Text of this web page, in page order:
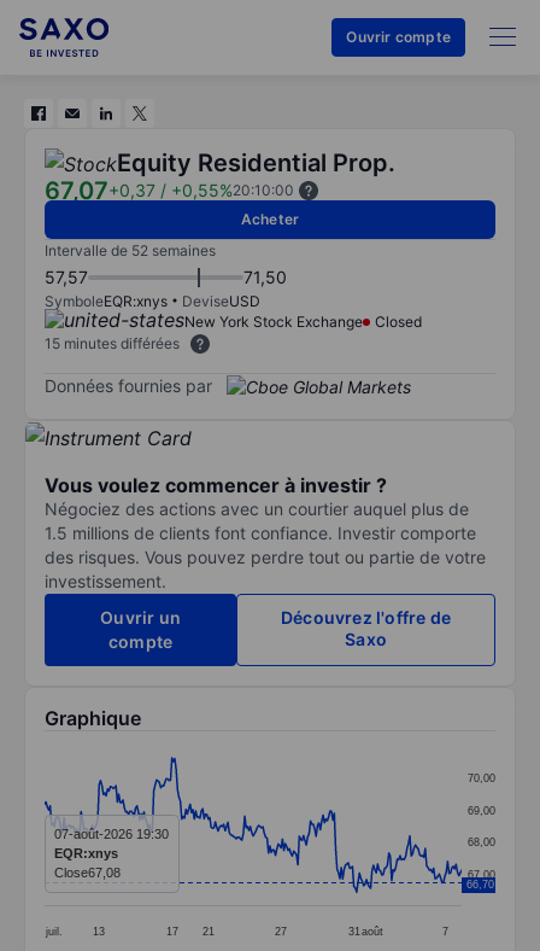
Ouvrir compte
Equity Residential Prop.
67,07+0,37 / +0,55%20:10:00
Acheter
Intervalle de 52 semaines
57,57 71,50
SymboleEQR:xnys DeviseUSD
New York Stock Exchange
Closed
15 minutes différées
Données fournies par
Vous voulez commencer à investir ?
Négociez des actions avec un courtier auquel plus de
1.5 millions de clients font confiance. Investir comporte
des risques. Vous pouvez perdre tout ou partie de votre
investissement.
Ouvrir un
compte
Découvrez l'offre de
Saxo
Graphique
Line chart with 299 data points.
The chart has 1 X axis displaying categories.
The chart has 1 Y axis displaying values. Data
juil. 13 17 21 27 31 août 7
67,00
68,00
69,00
70,00
66,70
07-août-2026 19:30
EQR:xnys
Close67,08